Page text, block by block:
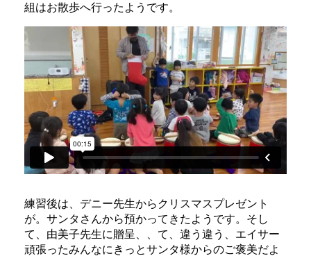
組はお散歩へ行ったようです。
練習後は、デニー先生からクリスマスプレゼント
が。サンタさんから預かってきたようです。そし
て、由美子先生に贈呈、、て、違う違う、エイサー
頑張ったみんなにきっとサンタ様からのご褒美だよ